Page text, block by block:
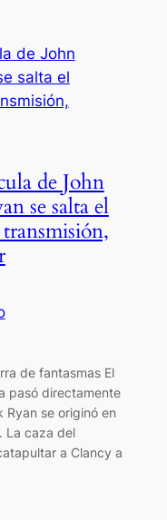
de John
se salta el
de fantasmas El
pasó directamente
Ryan se originó en
La caza del
a Clancy a